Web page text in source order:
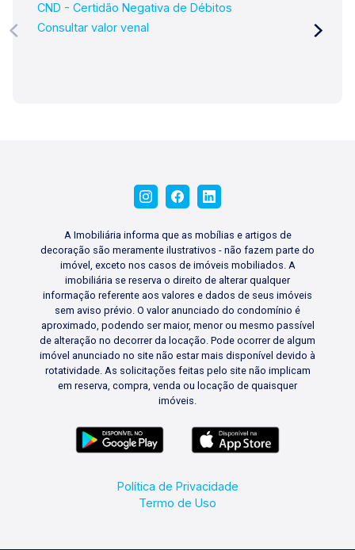
CND - Certidão Negativa de Débitos
Consultar valor venal
A Imobiliária informa que as mobílias e artigos de
decoração são meramente ilustrativos - não fazem parte do
imóvel, exceto nos casos de imóveis mobiliados. A
imobiliária se reserva o direito de alterar qualquer
informação referente aos valores e dados de seus imóveis
sem aviso prévio. O valor anunciado do condomínio é
aproximado, podendo ser maior, menor ou mesmo passível
de alteração no decorrer da locação. Pode ocorrer de algum
imóvel anunciado no site não estar mais disponível devido à
rotatividade. As solicitações feitas pelo site não implicam
em reserva, compra, venda ou locação de quaisquer
imóveis.
Política de Privacidade
Termo de Uso